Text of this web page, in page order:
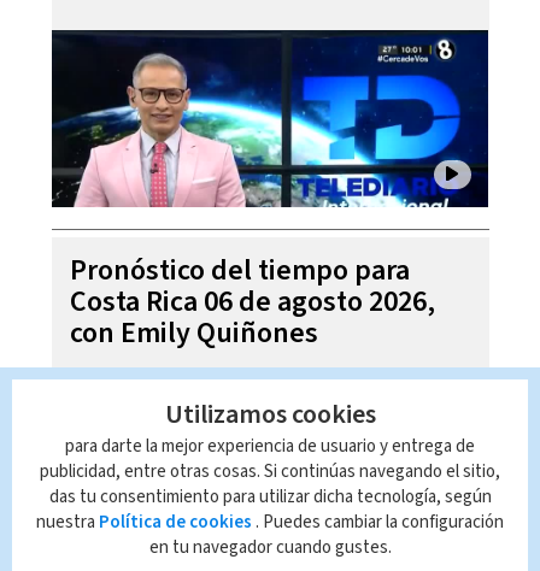
Pronóstico del tiempo para
Costa Rica 06 de agosto 2026,
con Emily Quiñones
Utilizamos cookies
para darte la mejor experiencia de usuario y entrega de
publicidad, entre otras cosas. Si continúas navegando el sitio,
das tu consentimiento para utilizar dicha tecnología, según
nuestra Política de cookies . Puedes cambiar la configuración
en tu navegador cuando gustes.